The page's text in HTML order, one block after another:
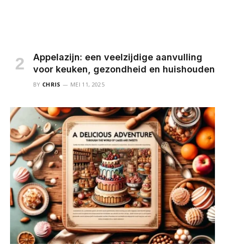
Appelazijn: een veelzijdige aanvulling
voor keuken, gezondheid en huishouden
BY CHRIS MEI 11, 2025